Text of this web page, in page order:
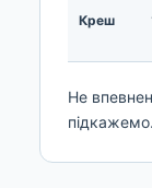
Креш
Не
підкажемо.